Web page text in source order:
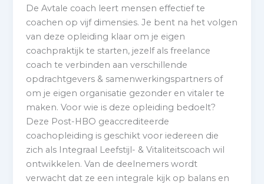
De Avtale coach leert mensen effectief te
coachen op vijf dimensies. Je bent na het volgen
van deze opleiding klaar om je eigen
coachpraktijk te starten, jezelf als freelance
coach te verbinden aan verschillende
opdrachtgevers & samenwerkingspartners of
om je eigen organisatie gezonder en vitaler te
maken. Voor wie is deze opleiding bedoelt?
Deze Post-HBO geaccrediteerde
coachopleiding is geschikt voor iedereen die
zich als Integraal Leefstijl- & Vitaliteitscoach wil
ontwikkelen. Van de deelnemers wordt
verwacht dat ze een integrale kijk op balans en